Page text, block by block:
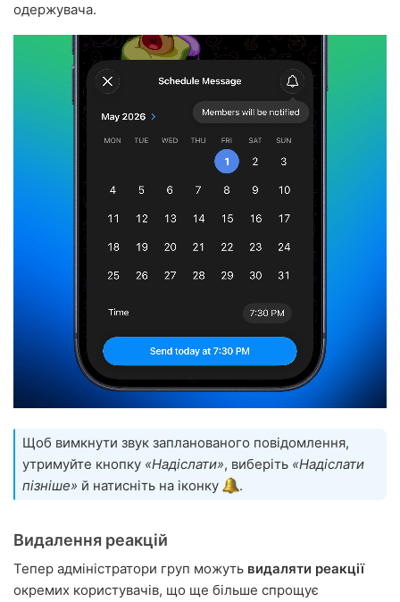
одержувача.
Щоб вимкнути звук запланованого повідомлення,
утримуйте кнопку «Надіслати», виберіть «Надіслати
пізніше» й натисніть на іконку .
Видалення реакцій
Тепер адміністратори груп можуть видаляти реакції
окремих користувачів, що ще більше спрощує